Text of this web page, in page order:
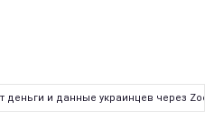
деньги и данные украинцев через